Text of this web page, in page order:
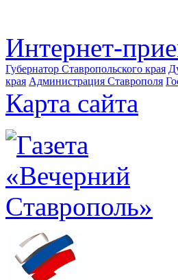
Интернет-
Губернатор Ставропольского края
края Администрация Ставрополя
Карта сайта